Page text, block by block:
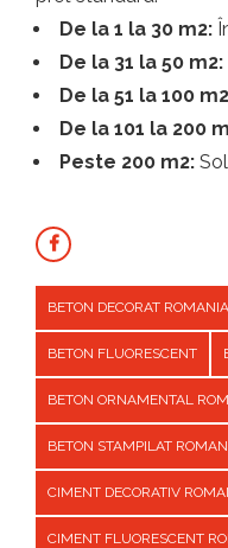
De la 1 la 30 m2:
De la 31 la 50 m2:
De la 51 la 100
De la 101 la 200
Peste 200 m2:
BETON DECORAT ROMANIA
BETON FLUORESCENT
BETON ORNAMENTAL
BETON STAMPILAT
CIMENT DECORATIV
CIMENT FLUORESCENT